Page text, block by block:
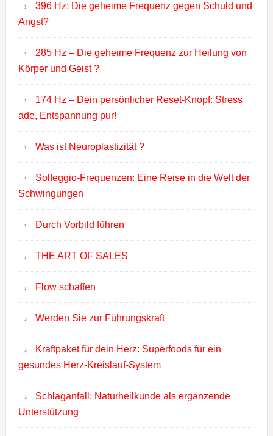
396 Hz: Die geheime Frequenz gegen Schuld und
Angst?
285 Hz – Die geheime Frequenz zur Heilung von
Körper und Geist ?
174 Hz – Dein persönlicher Reset-Knopf: Stress
ade, Entspannung pur!
Was ist Neuroplastizität ?
Solfeggio-Frequenzen: Eine Reise in die Welt der
Schwingungen
Durch Vorbild führen
THE ART OF SALES
Flow schaffen
Werden Sie zur Führungskraft
Kraftpaket für dein Herz: Superfoods für ein
gesundes Herz-Kreislauf-System
Schlaganfall: Naturheilkunde als ergänzende
Unterstützung